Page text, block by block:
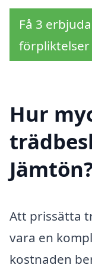
Få 3
förpliktelser
Hur
Att prissätta
vara en
kostnaden